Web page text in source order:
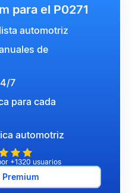
para el P0271
automotriz
de
7
para cada
automotriz
+1320 usuarios
Premium